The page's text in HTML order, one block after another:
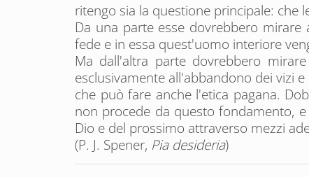
ritengo sia la questione principale: che
Da una parte esse dovrebbero
fede e in essa quest'uomo interiore
Ma dall'altra parte dovrebbero
esclusivamente all'abbandono dei vizi
che può fare anche l'etica pagana.
non procede da questo fondamento,
Dio e del prossimo attraverso mezzi
(P. J. Spener, Pia desideria)